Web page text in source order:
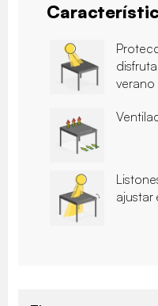
verano
ajustar